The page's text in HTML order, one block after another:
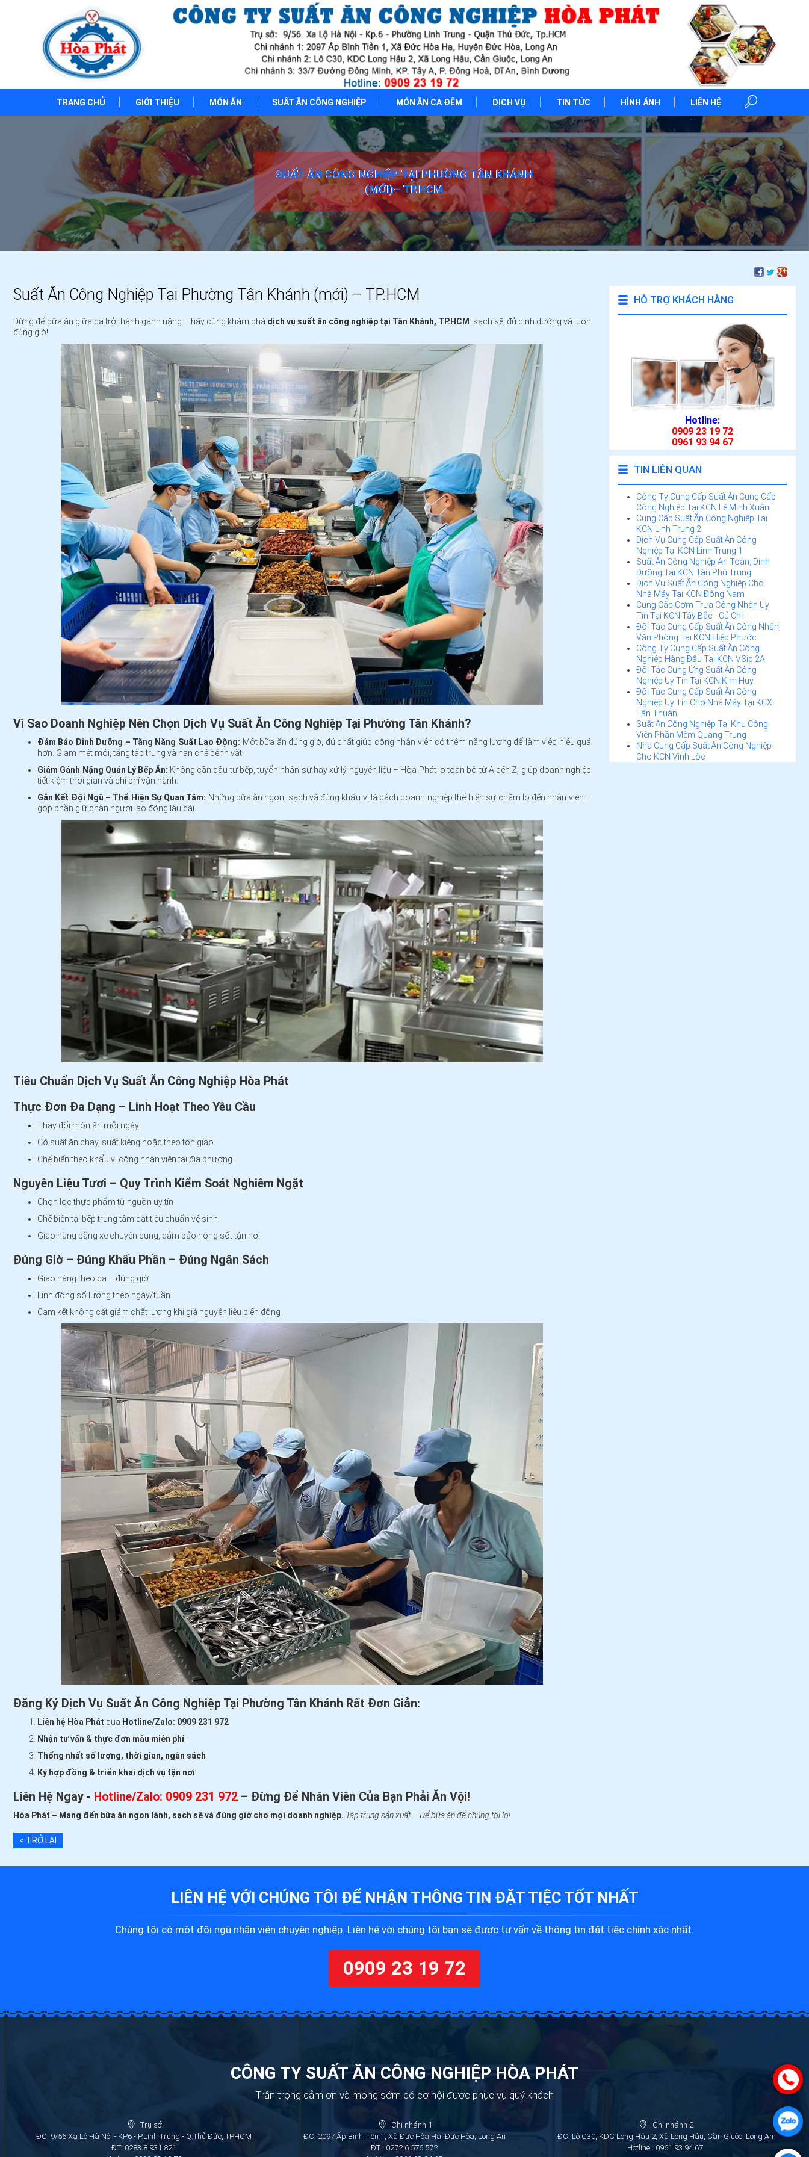
TRANG CHỦ GIỚI THIỆU MÓN ĂN SUẤT ĂN CÔNG NGHIỆP MÓN ĂN CA ĐÊM DỊCH VỤ TIN TỨC HÌNH ẢNH LIÊN HỆ
SUẤT ĂN CÔNG NGHIỆP TẠI PHƯỜNG TÂN KHÁNH
(MỚI)– TP.HCM
Suất Ăn Công Nghiệp Tại Phường Tân Khánh (mới) – TP.HCM
Đừng để bữa ăn giữa ca trở thành gánh nặng – hãy cùng khám phá dịch vụ suất ăn công nghiệp tại Tân Khánh, TP.HCM : sạch sẽ, đủ dinh dưỡng và luôn
đúng giờ!
Vì Sao Doanh Nghiệp Nên Chọn Dịch Vụ Suất Ăn Công Nghiệp Tại Phường Tân Khánh?
Đảm Bảo Dinh Dưỡng – Tăng Năng Suất Lao Động: Một bữa ăn đúng giờ, đủ chất giúp công nhân viên có thêm năng lượng để làm việc hiệu quả
hơn. Giảm mệt mỏi, tăng tập trung và hạn chế bệnh vặt.
Giảm Gánh Nặng Quản Lý Bếp Ăn: Không cần đầu tư bếp, tuyển nhân sự hay xử lý nguyên liệu – Hòa Phát lo toàn bộ từ A đến Z, giúp doanh nghiệp
tiết kiệm thời gian và chi phí vận hành.
Gắn Kết Đội Ngũ – Thể Hiện Sự Quan Tâm: Những bữa ăn ngon, sạch và đúng khẩu vị là cách doanh nghiệp thể hiện sự chăm lo đến nhân viên –
góp phần giữ chân người lao động lâu dài.
Tiêu Chuẩn Dịch Vụ Suất Ăn Công Nghiệp Hòa Phát
Thực Đơn Đa Dạng – Linh Hoạt Theo Yêu Cầu
Thay đổi món ăn mỗi ngày
Có suất ăn chay, suất kiêng hoặc theo tôn giáo
Chế biến theo khẩu vị công nhân viên tại địa phương
Nguyên Liệu Tươi – Quy Trình Kiểm Soát Nghiêm Ngặt
Chọn lọc thực phẩm từ nguồn uy tín
Chế biến tại bếp trung tâm đạt tiêu chuẩn vệ sinh
Giao hàng bằng xe chuyên dụng, đảm bảo nóng sốt tận nơi
Đúng Giờ – Đúng Khẩu Phần – Đúng Ngân Sách
Giao hàng theo ca – đúng giờ
Linh động số lượng theo ngày/tuần
Cam kết không cắt giảm chất lượng khi giá nguyên liệu biến động
Đăng Ký Dịch Vụ Suất Ăn Công Nghiệp Tại Phường Tân Khánh Rất Đơn Giản:
Liên hệ Hòa Phát qua Hotline/Zalo: 0909 231 972
Nhận tư vấn & thực đơn mẫu miễn phí
Thống nhất số lượng, thời gian, ngân sách
Ký hợp đồng & triển khai dịch vụ tận nơi
Liên Hệ Ngay - Hotline/Zalo: 0909 231 972 – Đừng Để Nhân Viên Của Bạn Phải Ăn Vội!
Hòa Phát – Mang đến bữa ăn ngon lành, sạch sẽ và đúng giờ cho mọi doanh nghiệp. Tập trung sản xuất – Để bữa ăn để chúng tôi lo!
< TRỞ LẠI
HỖ TRỢ KHÁCH HÀNG
Hotline:
0909 23 19 72
0961 93 94 67
TIN LIÊN QUAN
Công Ty Cung Cấp Suất Ăn Cung Cấp
Công Nghiệp Tại KCN Lê Minh Xuân
Cung Cấp Suất Ăn Công Nghiệp Tại
KCN Linh Trung 2
Dịch Vụ Cung Cấp Suất Ăn Công
Nghiệp Tại KCN Linh Trung 1
Suất Ăn Công Nghiệp An Toàn, Dinh
Dưỡng Tại KCN Tân Phú Trung
Dịch Vụ Suất Ăn Công Nghiệp Cho
Nhà Máy Tại KCN Đông Nam
Cung Cấp Cơm Trưa Công Nhân Uy
Tín Tại KCN Tây Bắc - Củ Chi
Đối Tác Cung Cấp Suất Ăn Công Nhân,
Văn Phòng Tại KCN Hiệp Phước
Công Ty Cung Cấp Suất Ăn Công
Nghiệp Hàng Đầu Tại KCN VSip 2A
Đối Tác Cung Ứng Suất Ăn Công
Nghiệp Uy Tín Tại KCN Kim Huy
Đối Tác Cung Cấp Suất Ăn Công
Nghiệp Uy Tín Cho Nhà Máy Tại KCX
Tân Thuận
Suất Ăn Công Nghiệp Tại Khu Công
Viên Phần Mềm Quang Trung
Nhà Cung Cấp Suất Ăn Công Nghiệp
Cho KCN Vĩnh Lộc
LIÊN HỆ VỚI CHÚNG TÔI ĐỂ NHẬN THÔNG TIN ĐẶT TIỆCTỐT NHẤT
Chúng tôi có một đội ngũ nhân viên chuyên nghiệp. Liên hệ với chúng tôi bạn sẽ được tư vấn về thông tin đặt tiệc chính xác nhất.
0909 23 19 72
CÔNG TY SUẤT ĂN CÔNG NGHIỆP HÒA PHÁT
Trân trọng cảm ơn và mong sớm có cơ hội được phục vụ quý khách
Trụ sở
ĐC: 9/56 Xa Lộ Hà Nội - KP6 - P.Linh Trung - Q.Thủ Đức, TPHCM
ĐT: 0283.8 931 821
Chi nhánh 1
ĐC: 2097 Ấp Bình Tiền 1, Xã Đức Hòa Hạ, Đức Hòa, Long An
ĐT : 0272.6 576 572
Chi nhánh 2
ĐC: Lô C30, KDC Long Hậu 2, Xã Long Hậu, Cần Giuộc, Long An
Hotline : 0961 93 94 67